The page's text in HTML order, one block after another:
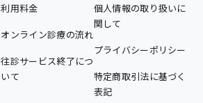
利用料金
オンライン診療の流れ
往診サービス終了につ
いて
個人情報の取り扱いに
関して
プライバシーポリシー
特定商取引法に基づく
表記